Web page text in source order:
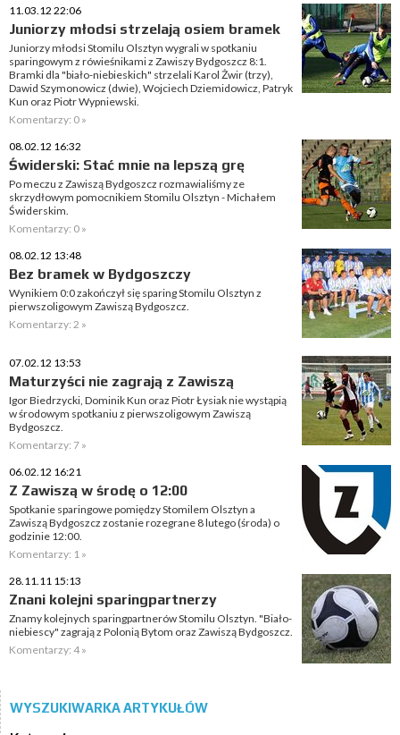
11.03.12 22:06
Juniorzy młodsi strzelają osiem bramek
Juniorzy młodsi Stomilu Olsztyn wygrali w spotkaniu
sparingowym z rówieśnikami z Zawiszy Bydgoszcz 8:1.
Bramki dla "biało-niebieskich" strzelali Karol Żwir (trzy),
Dawid Szymonowicz (dwie), Wojciech Dziemidowicz, Patryk
Kun oraz Piotr Wypniewski.
Komentarzy: 0 »
08.02.12 16:32
Świderski: Stać mnie na lepszą grę
Po meczu z Zawiszą Bydgoszcz rozmawialiśmy ze
skrzydłowym pomocnikiem Stomilu Olsztyn - Michałem
Świderskim.
Komentarzy: 0 »
08.02.12 13:48
Bez bramek w Bydgoszczy
Wynikiem 0:0 zakończył się sparing Stomilu Olsztyn z
pierwszoligowym Zawiszą Bydgoszcz.
Komentarzy: 2 »
07.02.12 13:53
Maturzyści nie zagrają z Zawiszą
Igor Biedrzycki, Dominik Kun oraz Piotr Łysiak nie wystąpią
w środowym spotkaniu z pierwszoligowym Zawiszą
Bydgoszcz.
Komentarzy: 7 »
06.02.12 16:21
Z Zawiszą w środę o 12:00
Spotkanie sparingowe pomiędzy Stomilem Olsztyn a
Zawiszą Bydgoszcz zostanie rozegrane 8 lutego (środa) o
godzinie 12:00.
Komentarzy: 1 »
28.11.11 15:13
Znani kolejni sparingpartnerzy
Znamy kolejnych sparingpartnerów Stomilu Olsztyn. "Biało-
niebiescy" zagrają z Polonią Bytom oraz Zawiszą Bydgoszcz.
Komentarzy: 4 »
WYSZUKIWARKA ARTYKUŁÓW